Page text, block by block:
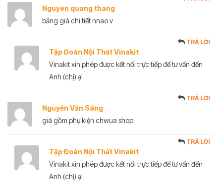
Nguyen quang thang
bảng giá chi tiết nnao v
Tập Đoàn Nội Thất Vinakit
TRẢ LỜI
Vinakit xin phép được kết nối trực tiếp để tư vấn đến
Anh (chị) ạ!
Nguyễn Văn Sáng
TRẢ LỜI
giá gồm phụ kiện chwua shop
Tập Đoàn Nội Thất Vinakit
TRẢ LỜI
Vinakit xin phép được kết nối trực tiếp để tư vấn đến
Anh (chị) ạ!